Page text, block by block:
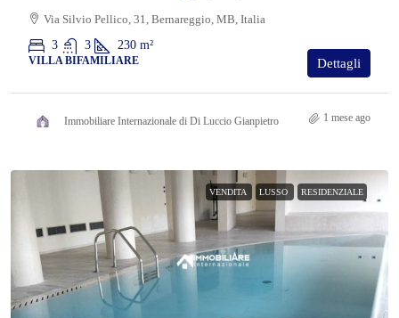
Via Silvio Pellico, 31, Bernareggio, MB, Italia
3
3 230 m²
VILLA BIFAMILIARE Dettagli
Immobiliare Internazionale di Di Luccio Gianpietro 1 mese ago
VENDITA LUSSO RESIDENZIALE